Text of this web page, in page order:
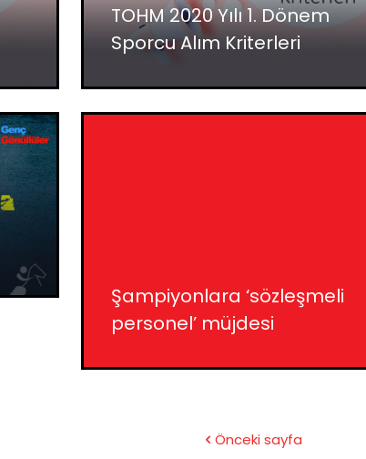
TOHM 2020 Yılı 1. Dönem
Sporcu Alım Kriterleri
Şampiyonlara ‘sözleşmeli
personel’ müjdesi
Önceki sayfa